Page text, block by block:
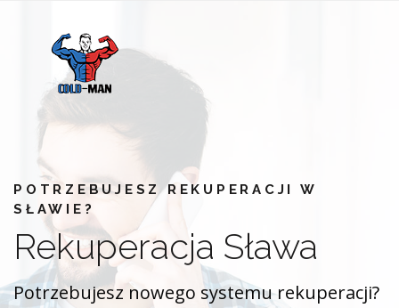
POTRZEBUJESZ REKUPERACJI W
SŁAWIE?
Rekuperacja Sława
Potrzebujesz nowego systemu rekuperacji?